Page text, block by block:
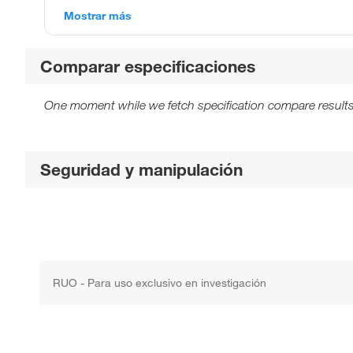
Mostrar más
Comparar especificaciones
One moment while we fetch specification compare
Seguridad y manipulación
RUO - Para uso exclusivo en investigación